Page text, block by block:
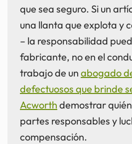
que sea seguro. Si un
una llanta que explota y
– la responsabilidad
fabricante, no en el
trabajo de un abogado
defectuosos que brinde
Acworth demostrar
partes responsables y
compensación.